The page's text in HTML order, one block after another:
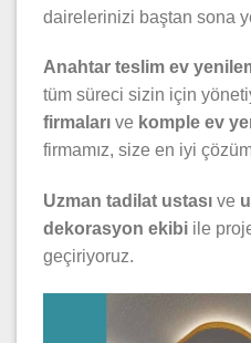
dairelerinizi baştan sona
Anahtar teslim ev
tüm süreci sizin için
firmaları ve komple ev
firmamız, size en iyi
Uzman tadilat ustası ve
dekorasyon ekibi ile
geçiriyoruz.